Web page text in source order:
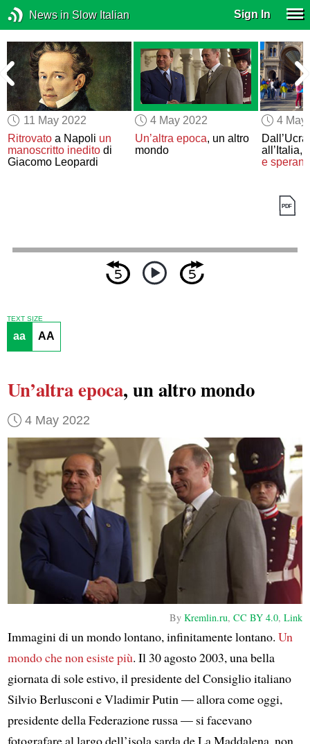
News in Slow Italian Sign In
11 May 2022
Ritrovato a Napoli un
manoscritto inedito di
Giacomo Leopardi
4 May 2022
Un’altra epoca, un altro
mondo
4 May
all’Italia,
e
TEXT SIZE
aa AA
Un’altra epoca, un altro mondo
4 May 2022
ByKremlin.ru,CC BY 4.0,Link
Immagini di un mondo lontano, infinitamente lontano. Un
mondo che non esiste più. Il 30 agosto 2003, una bella
giornata di sole estivo, il presidente del Consiglio italiano
Silvio Berlusconi e Vladimir Putin — allora come oggi,
presidente della Federazione russa — si facevano
fotografare al largo dell’isola sarda de La Maddalena, non